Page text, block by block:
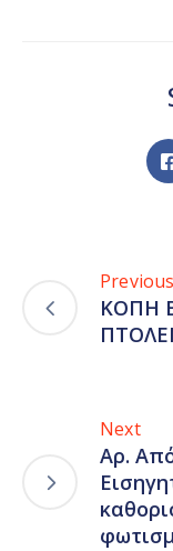
Previous
ΚΟΠΗ
Next
Αρ.